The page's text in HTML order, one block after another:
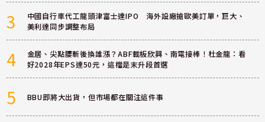
3
中國自行車代工龍頭津富士達IPO 海外設廠搶歐美訂單，巨大、
美利達同步調整布局
4
金居、尖點腰斬後換誰漲？ABF載板欣興、南電接棒！杜金龍：看
好2028年EPS達50元，這檔是末升段首選
5 BBU即將大出貨，但市場都在關注這件事